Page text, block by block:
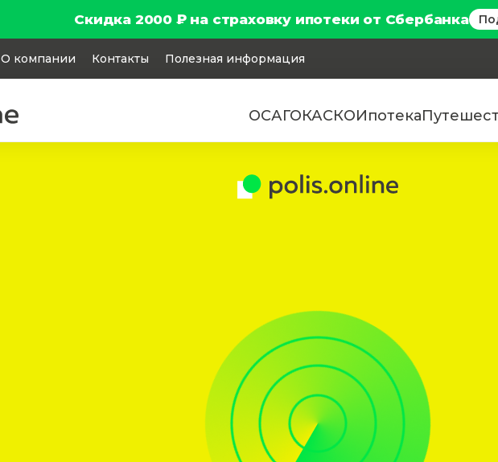
Скидка 2000 ₽ на страховку ипотеки от Сбербанка
О компании Контакты Полезная информация
ОСАГОКАСКОИпотека